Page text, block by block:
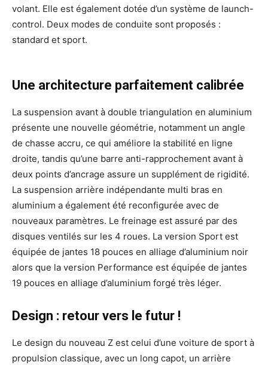
volant. Elle est également dotée d’un système de launch-
control. Deux modes de conduite sont proposés :
standard et sport.
Une architecture parfaitement calibrée
La suspension avant à double triangulation en aluminium
présente une nouvelle géométrie, notamment un angle
de chasse accru, ce qui améliore la stabilité en ligne
droite, tandis qu’une barre anti-rapprochement avant à
deux points d’ancrage assure un supplément de rigidité.
La suspension arrière indépendante multi bras en
aluminium a également été reconfigurée avec de
nouveaux paramètres. Le freinage est assuré par des
disques ventilés sur les 4 roues. La version Sport est
équipée de jantes 18 pouces en alliage d’aluminium noir
alors que la version Performance est équipée de jantes
19 pouces en alliage d’aluminium forgé très léger.
Design : retour vers le futur !
Le design du nouveau Z est celui d’une voiture de sport à
propulsion classique, avec un long capot, un arrière